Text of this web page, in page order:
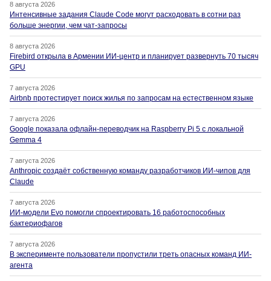
8 августа 2026
Интенсивные задания Claude Code могут расходовать в сотни раз
больше энергии, чем чат-запросы
8 августа 2026
Firebird открыла в Армении ИИ-центр и планирует развернуть 70 тысяч
GPU
7 августа 2026
Airbnb протестирует поиск жилья по запросам на естественном языке
7 августа 2026
Google показала офлайн-переводчик на Raspberry Pi 5 с локальной
Gemma 4
7 августа 2026
Anthropic создаёт собственную команду разработчиков ИИ-чипов для
Claude
7 августа 2026
ИИ-модели Evo помогли спроектировать 16 работоспособных
бактериофагов
7 августа 2026
В эксперименте пользователи пропустили треть опасных команд ИИ-
агента